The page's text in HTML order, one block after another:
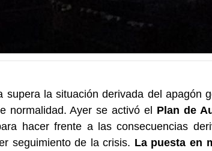
supera la situación derivada del apagón
normalidad. Ayer se activó el Plan de
hacer frente a las consecuencias
seguimiento de la crisis. La puesta en